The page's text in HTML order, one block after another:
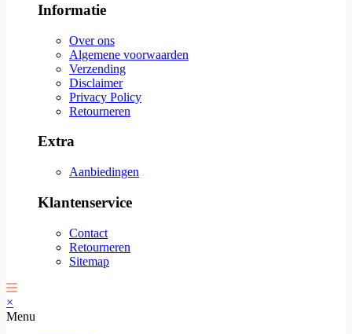
Informatie
Over ons
Algemene voorwaarden
Verzending
Disclaimer
Privacy Policy
Retourneren
Extra
Aanbiedingen
Klantenservice
Contact
Retourneren
Sitemap
×
Menu